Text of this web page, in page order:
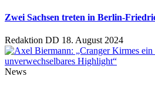
Zwei Sachsen treten in Berlin-
Redaktion DD 18. August 2024
News